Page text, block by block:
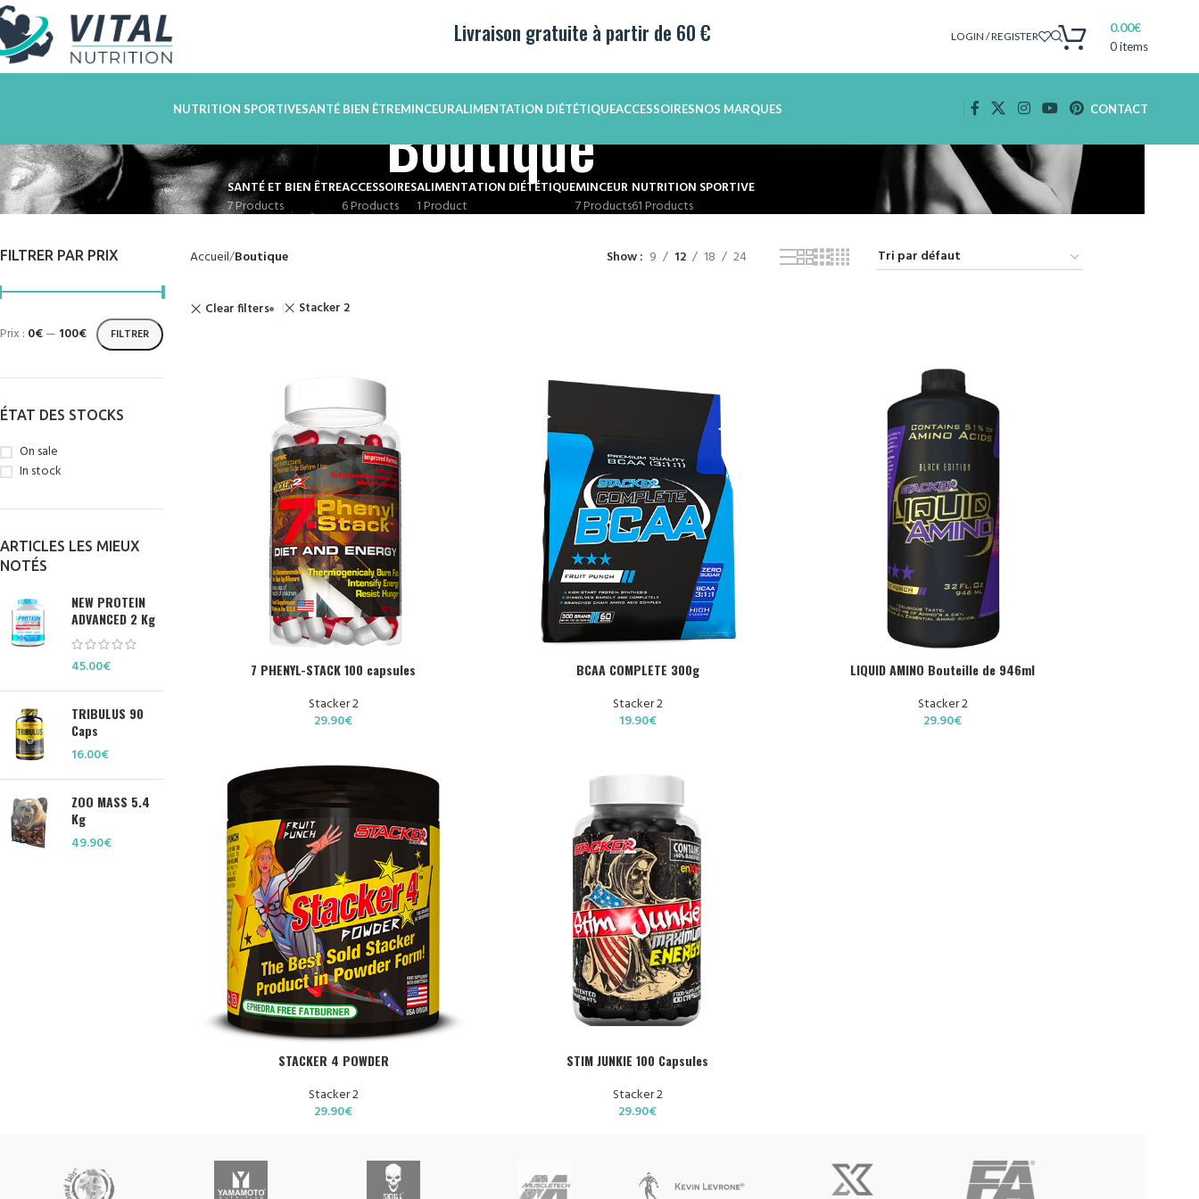
Livraison gratuite à partir de 60 € LOGIN / REGISTER
0items
0.00€
NUTRITION SPORTIVESANTÉ BIEN ÊTREMINCEURALIMENTATION DIÉTÉTIQUEACCESSOIRESNOS MARQUES CONTACT
Boutique
SANTÉ ET BIEN ÊTRE
7 Products
ACCESSOIRES
6 Products
ALIMENTATION DIÉTÉTIQUE
1 Product
MINCEUR
7 Products
NUTRITION SPORTIVE
61 Products
FILTRER PAR PRIX
FILTRER
Prix : 0€— 100€
ÉTAT DES STOCKS
On sale
In stock
ARTICLES LES MIEUX
NOTÉS
NEW PROTEIN
ADVANCED 2 Kg
45.00€
TRIBULUS 90
Caps
16.00€
ZOO MASS 5.4
Kg
49.90€
Accueil Boutique Show 9 12 18 24
Clear filters Stacker 2
AJOUTER AU PANIER7 PHENYL-STACK 100 capsules
Stacker 2
29.90€
CHOIX DES OPTIONSBCAA COMPLETE 300g
Stacker 2
19.90€
CHOIX DES OPTIONSLIQUID AMINO Bouteille de 946ml
Stacker 2
29.90€
CHOIX DES OPTIONSSTACKER 4 POWDER
Stacker 2
29.90€
AJOUTER AU PANIERSTIM JUNKIE 100 Capsules
Stacker 2
29.90€